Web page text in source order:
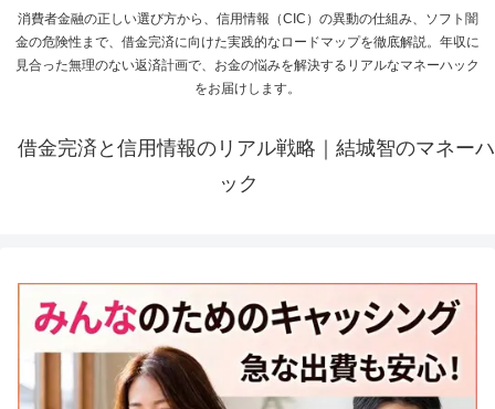
消費者金融の正しい選び方から、信用情報（CIC）の異動の仕組み、ソフト闇
金の危険性まで、借金完済に向けた実践的なロードマップを徹底解説。年収に
見合った無理のない返済計画で、お金の悩みを解決するリアルなマネーハック
をお届けします。
借金完済と信用情報のリアル戦略｜結城智のマネーハ
ック